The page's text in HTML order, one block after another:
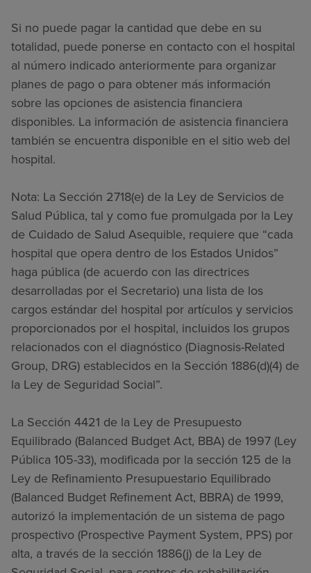
Si no puede pagar la cantidad que debe en su
totalidad, puede ponerse en contacto con el hospital
al número indicado anteriormente para organizar
planes de pago o para obtener más información
sobre las opciones de asistencia financiera
disponibles. La información de asistencia financiera
también se encuentra disponible en el sitio web del
hospital.
Nota: La Sección 2718(e) de la Ley de Servicios de
Salud Pública, tal y como fue promulgada por la Ley
de Cuidado de Salud Asequible, requiere que “cada
hospital que opera dentro de los Estados Unidos”
haga pública (de acuerdo con las directrices
desarrolladas por el Secretario) una lista de los
cargos estándar del hospital por artículos y servicios
proporcionados por el hospital, incluidos los grupos
relacionados con el diagnóstico (Diagnosis-Related
Group, DRG) establecidos en la Sección 1886(d)(4) de
la Ley de Seguridad Social”.
La Sección 4421 de la Ley de Presupuesto
Equilibrado (Balanced Budget Act, BBA) de 1997 (Ley
Pública 105-33), modificada por la sección 125 de la
Ley de Refinamiento Presupuestario Equilibrado
(Balanced Budget Refinement Act, BBRA) de 1999,
autorizó la implementación de un sistema de pago
prospectivo (Prospective Payment System, PPS) por
alta, a través de la sección 1886(j) de la Ley de